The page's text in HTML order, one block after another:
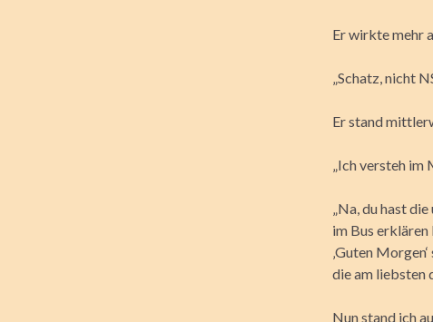
Er wirkte mehr
„Schatz, nicht
Er stand
„Ich versteh im
„Na, du hast
im Bus erklären
‚Guten
die am liebsten
Nun stand ich